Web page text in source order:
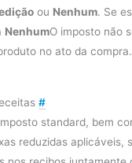
ou Nenhum. Se
NenhumO imposto não
no ato da compra.
#
standard, bem
reduzidas aplicáveis,